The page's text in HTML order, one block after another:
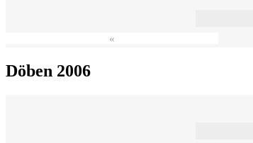
«
Döben 2006